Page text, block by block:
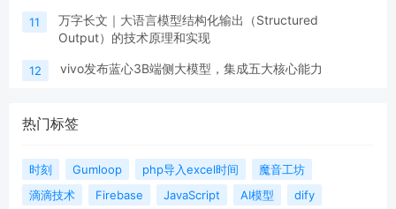
11
万字长文｜大语言模型结构化输出（Structured
Output）的技术原理和实现
12 vivo发布蓝心3B端侧大模型，集成五大核心能力
热门标签
时刻 Gumloop php导入excel时间
魔音工坊
滴滴技术
Firebase JavaScript AI模型 dify